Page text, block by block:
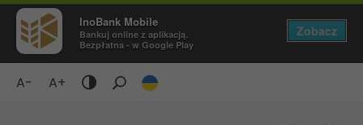
InoBank Mobile
Bankuj online z aplikacją.
Bezpłatna - w Google Play
Zobacz
A- A+
Tryb